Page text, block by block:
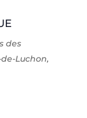
des
Luchon,